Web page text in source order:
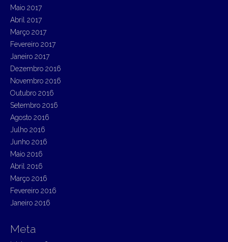
Maio 2017
Abril 2017
Março 2017
Fevereiro 2017
Janeiro 2017
Dezembro 2016
Novembro 2016
Outubro 2016
Setembro 2016
Agosto 2016
Julho 2016
Junho 2016
Maio 2016
Abril 2016
Março 2016
Fevereiro 2016
Janeiro 2016
Meta